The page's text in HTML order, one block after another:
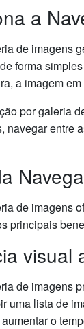
a
de imagens
forma
a imagem
por galeria
navegar entre
de imagens
principais
visual
de imagens
uma lista de
o